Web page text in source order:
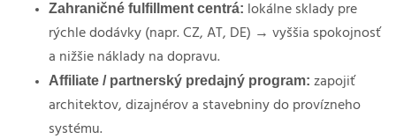
Zahraničné fulfillment centrá: lokálne sklady pre
rýchle dodávky (napr. CZ, AT, DE) → vyššia spokojnosť
a nižšie náklady na dopravu.
Affiliate / partnerský predajný program: zapojiť
architektov, dizajnérov a stavebniny do provízneho
systému.